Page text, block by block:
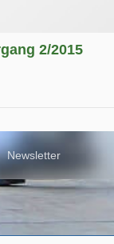
2/2015
Newsletter